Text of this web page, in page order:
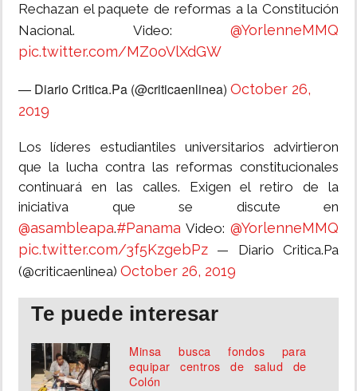
Rechazan el paquete de reformas a la Constitución
Nacional. Video: @YorlenneMMQ
pic.twitter.com/MZ0oVlXdGW
— Diario Critica.Pa (@criticaenlinea) October 26,
2019
Los líderes estudiantiles universitarios advirtieron
que la lucha contra las reformas constitucionales
continuará en las calles. Exigen el retiro de la
iniciativa que se discute en
@asambleapa.#Panama Video: @YorlenneMMQ
pic.twitter.com/3f5KzgebPz — Diario Critica.Pa
(@criticaenlinea) October 26, 2019
Te puede interesar
Minsa busca fondos para
equipar centros de salud de
Colón